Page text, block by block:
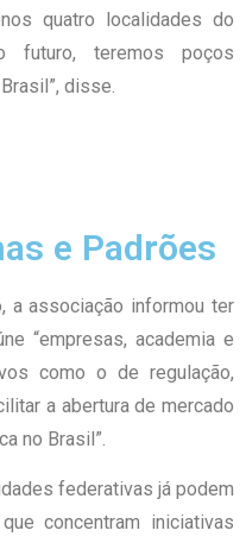
quatro localidades do
futuro, teremos poços
disse.
e Padrões
a associação informou ter
“empresas, academia e
como o de regulação,
a abertura de mercado
no Brasil”.
federativas já podem
concentram iniciativas